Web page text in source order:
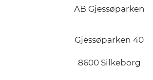
AB Gjessøparken
Gjessøparken 40
8600 Silkeborg